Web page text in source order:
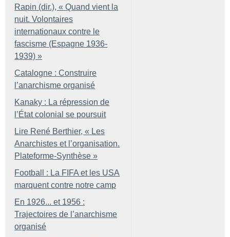
Rapin (dir.), « Quand vient la
nuit. Volontaires
internationaux contre le
fascisme (Espagne 1936-
1939) »
Catalogne : Construire
l’anarchisme organisé
Kanaky : La répression de
l’État colonial se poursuit
Lire René Berthier, « Les
Anarchistes et l’organisation.
Plateforme-Synthèse »
Football : La FIFA et les USA
marquent contre notre camp
En 1926... et 1956 :
Trajectoires de l’anarchisme
organisé